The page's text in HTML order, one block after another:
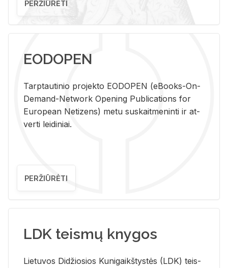
PERŽIŪRĖTI
EODOPEN
Tarp­tau­ti­nio pro­jek­to EO­DO­PEN (eBo­oks-On-
De­mand-Ne­twork Ope­ning Pub­li­ca­tions for
Eu­ro­pe­an Ne­ti­zens) metu su­skait­me­nin­ti ir at­
ver­ti lei­di­niai.
PERŽIŪRĖTI
LDK teismų knygos
Lie­tu­vos Di­džio­sios Ku­ni­gaikš­tys­tės (LDK) teis­